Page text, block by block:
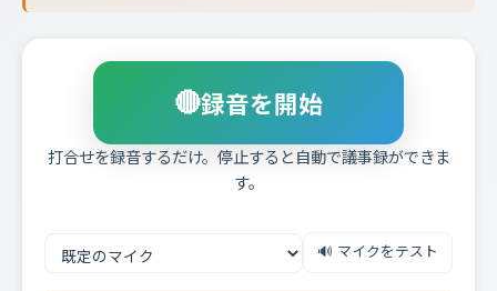
🔴録音を開始
打合せを録音するだけ。停止すると自動で議事録ができま
す。
🔊 マイクをテスト